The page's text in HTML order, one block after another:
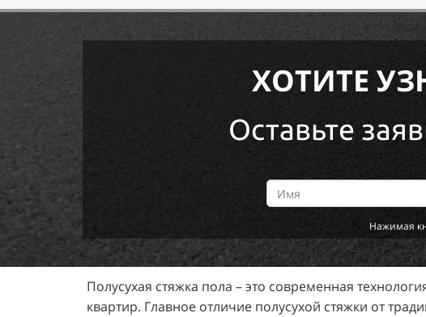
ХОТИТЕ
Оставьте
Нажимая
Полусухая стяжка пола – это современная
квартир. Главное отличие полусухой стяжки от